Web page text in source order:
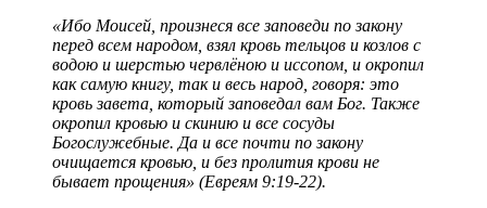
«Ибо Моисей, произнеся все заповеди по закону
перед всем народом, взял кровь тельцов и козлов с
водою и шерстью червлёною и иссопом, и окропил
как самую книгу, так и весь народ, говоря: это
кровь завета, который заповедал вам Бог. Также
окропил кровью и скинию и все сосуды
Богослужебные. Да и все почти по закону
очищается кровью, и без пролития крови не
бывает прощения» (Евреям 9:19-22).